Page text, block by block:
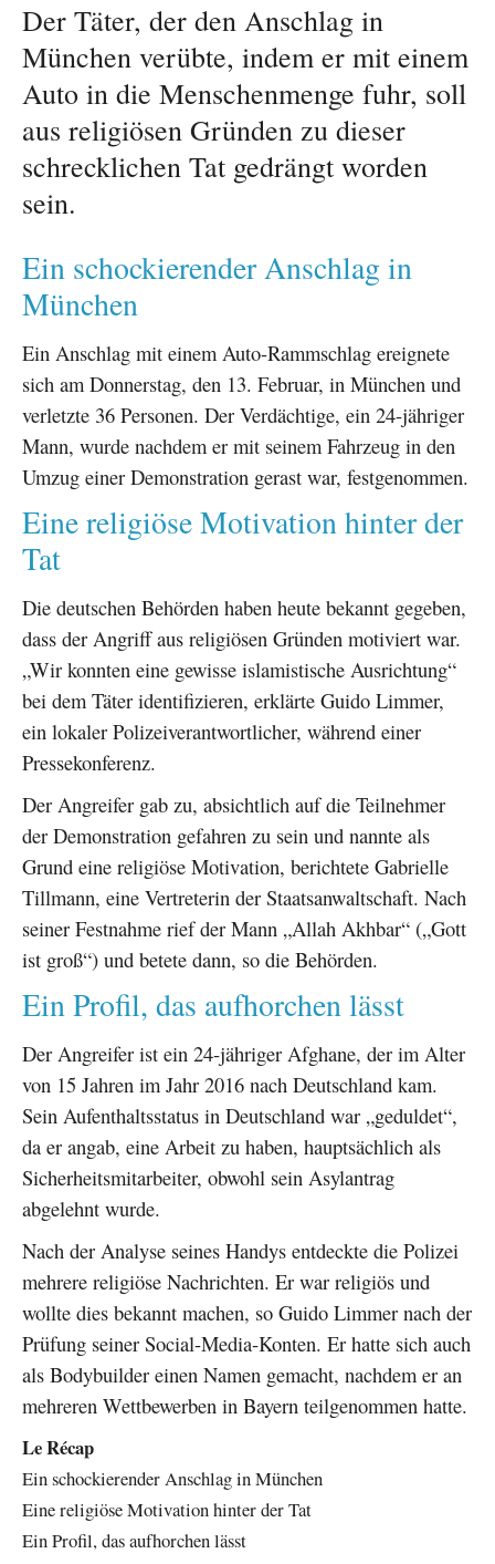
Der Täter, der den Anschlag in
München verübte, indem er mit einem
Auto in die Menschenmenge fuhr, soll
aus religiösen Gründen zu dieser
schrecklichen Tat gedrängt worden
sein.
Ein schockierender Anschlag in
München
Ein Anschlag mit einem Auto-Rammschlag ereignete
sich am Donnerstag, den 13. Februar, in München und
verletzte 36 Personen. Der Verdächtige, ein 24-jähriger
Mann, wurde nachdem er mit seinem Fahrzeug in den
Umzug einer Demonstration gerast war, festgenommen.
Eine religiöse Motivation hinter der
Tat
Die deutschen Behörden haben heute bekannt gegeben,
dass der Angriff aus religiösen Gründen motiviert war.
„Wir konnten eine gewisse islamistische Ausrichtung“
bei dem Täter identifizieren, erklärte Guido Limmer,
ein lokaler Polizeiverantwortlicher, während einer
Pressekonferenz.
Der Angreifer gab zu, absichtlich auf die Teilnehmer
der Demonstration gefahren zu sein und nannte als
Grund eine religiöse Motivation, berichtete Gabrielle
Tillmann, eine Vertreterin der Staatsanwaltschaft. Nach
seiner Festnahme rief der Mann „Allah Akhbar“ („Gott
ist groß“) und betete dann, so die Behörden.
Ein Profil, das aufhorchen lässt
Der Angreifer ist ein 24-jähriger Afghane, der im Alter
von 15 Jahren im Jahr 2016 nach Deutschland kam.
Sein Aufenthaltsstatus in Deutschland war „geduldet“,
da er angab, eine Arbeit zu haben, hauptsächlich als
Sicherheitsmitarbeiter, obwohl sein Asylantrag
abgelehnt wurde.
Nach der Analyse seines Handys entdeckte die Polizei
mehrere religiöse Nachrichten. Er war religiös und
wollte dies bekannt machen, so Guido Limmer nach der
Prüfung seiner Social-Media-Konten. Er hatte sich auch
als Bodybuilder einen Namen gemacht, nachdem er an
mehreren Wettbewerben in Bayern teilgenommen hatte.
Le Récap
Ein schockierender Anschlag in München
Eine religiöse Motivation hinter der Tat
Ein Profil, das aufhorchen lässt